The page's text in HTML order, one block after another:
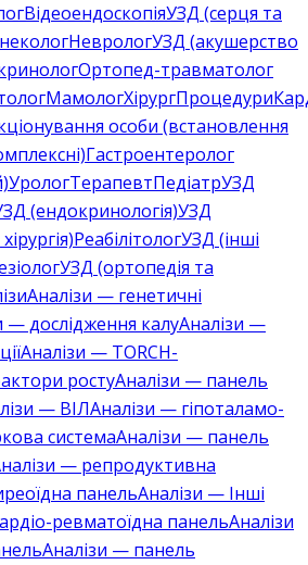
ВідеоендоскопіяУЗД (серця та
НеврологУЗД (акушерство
Ортопед-травматолог
МамологХірургПроцедури
особи (встановлення
Гастроентеролог
УрологТерапевтПедіатрУЗД
(ендокринологія)УЗД
РеабілітологУЗД (інші
УЗД (ортопедія та
Аналізи — генетичні
— дослідження калуАналізи —
Аналізи — TORCH-
ростуАналізи — панель
— ВІЛАналізи — гіпоталамо-
системаАналізи — панель
— репродуктивна
панельАналізи — Інші
ревматоїдна панельАналізи
Аналізи — панель